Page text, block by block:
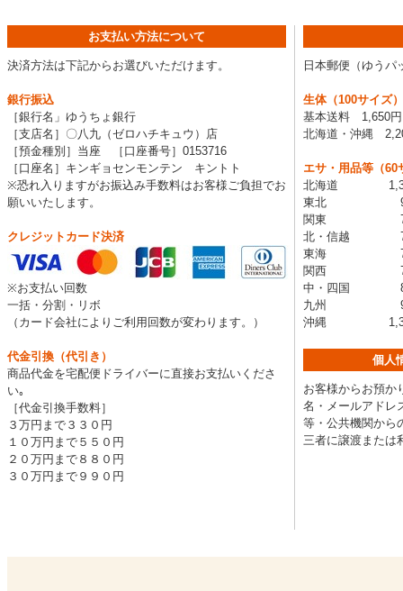
お支払い方法について
決済方法は下記からお選びいただけます。
銀行振込
［銀行名」ゆうちょ銀行
［支店名］〇八九（ゼロハチキュウ）店
［預金種別］当座 ［口座番号］0153716
［口座名］キンギョセンモンテン キントト
※恐れ入りますがお振込み手数料はお客様ご負担でお
願いいたします。
クレジットカード決済
※お支払い回数
一括・分割・リボ
（カード会社によりご利用回数が変わります。）
代金引換（代引き）
商品代金を宅配便ドライバーに直接お支払いくださ
い｡
［代金引換手数料］
３万円まで３３０円
１０万円まで５５０円
２０万円まで８８０円
３０万円まで９９０円
日本郵便（ゆうパ
生体（100サイズ）
基本送料 1,650円
北海道・沖縄
エサ・用品等（60
北海道
東北
関東
北・信越
東海
関西
中・四国
九州
沖縄
個人
お客様からお預か
名・メールアドレ
等・公共機関から
三者に譲渡または